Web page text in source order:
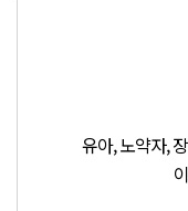
유아, 노약자,